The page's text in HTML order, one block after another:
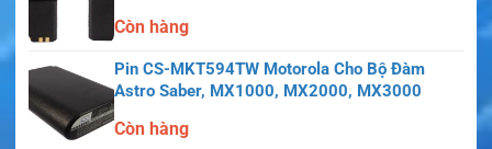
Còn hàng
Pin CS-MKT594TW Motorola Cho Bộ Đàm
Astro Saber, MX1000, MX2000, MX3000
Còn hàng